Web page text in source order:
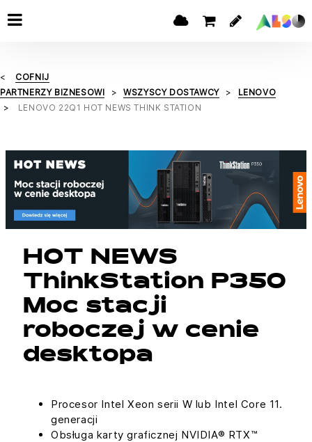
COFNIJ
PARTNERZY BIZNESOWI
WSZYSCY DOSTAWCY
LENOVO
LENOVO 22Q1 HOT NEWS THINK STATION
HOT NEWS
ThinkStation P350
Moc stacji
roboczej w cenie
desktopa
Procesor Intel Xeon serii W lub Intel Core 11.
generacji
Obsługa karty graficznej NVIDIA® RTX™